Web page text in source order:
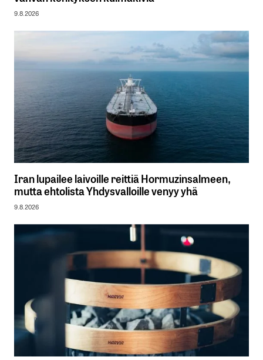
9.8.2026
Iran lupailee laivoille reittiä Hormuzinsalmeen,
mutta ehtolista Yhdysvalloille venyy yhä
9.8.2026